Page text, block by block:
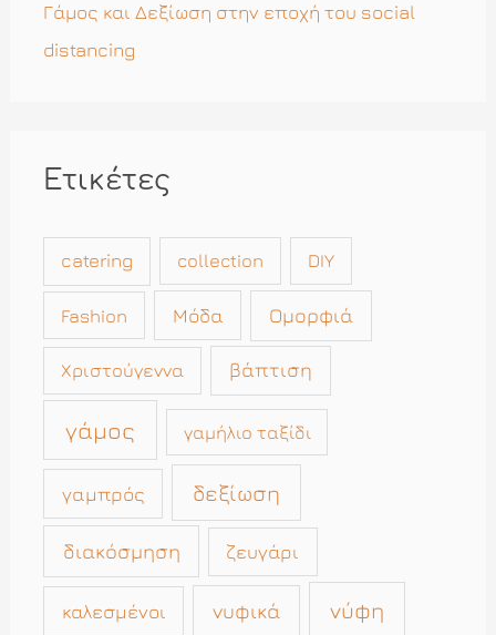
Γάμος και Δεξίωση στην εποχή του social
distancing
Ετικέτες
catering collection DIY
Fashion Μόδα Ομορφιά
Χριστούγεννα βάπτιση
γάμος γαμήλιο ταξίδι
γαμπρός δεξίωση
διακόσμηση ζευγάρι
καλεσμένοι νυφικά νύφη